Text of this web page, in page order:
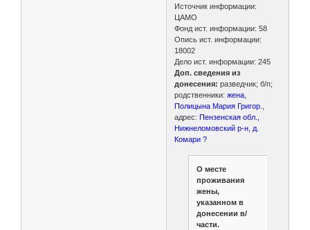
Источник информации:
ЦАМО
Фонд ист. информации: 58
Опись ист. информации:
18002
Дело ист. информации: 245
Доп. сведения из
донесения: разведчик; б/п;
родственники:жена,
Полицына Мария Григор.
адрес:Пензенская обл.,
Нижнеломовский р-н, д.
Комари ?
О месте
проживания
жены,
указанном в
донесении в/
части.